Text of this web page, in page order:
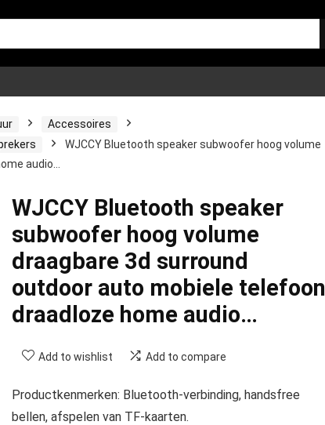
Accessoires
WJCCY Bluetooth speaker subwoofer hoog volume
audio…
WJCCY Bluetooth speaker
subwoofer hoog volume
draagbare 3d surround
outdoor auto mobiele telefoon
draadloze home audio…
Add to wishlist Add to compare
Productkenmerken: Bluetooth-verbinding, handsfree
bellen, afspelen van TF-kaarten.